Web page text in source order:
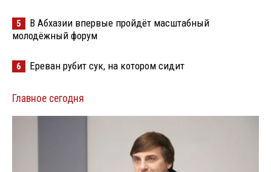
5
В Абхазии впервые пройдёт масштабный
молодёжный форум
6 Ереван рубит сук, на котором сидит
Главное сегодня